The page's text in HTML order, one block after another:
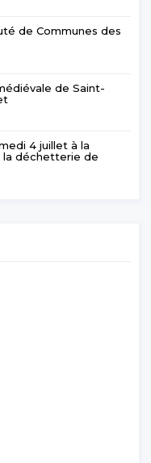
de Communes des
de Saint-
4 juillet à la
la déchetterie de